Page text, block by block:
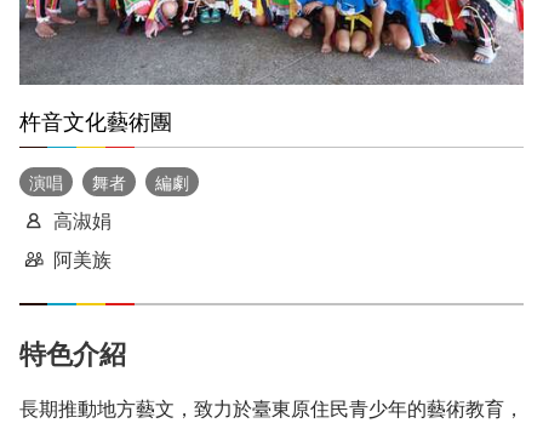
杵音文化藝術團
演唱 舞者 編劇
高淑娟
阿美族
特色介紹
長期推動地方藝文，致力於臺東原住民青少年的藝術教育，